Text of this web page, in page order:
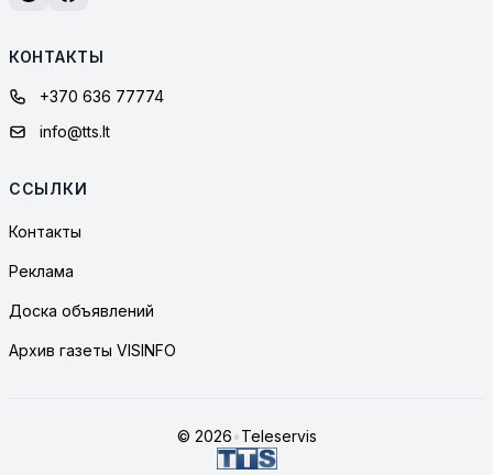
КОНТАКТЫ
+370 636 77774
info@tts.lt
ССЫЛКИ
Контакты
Реклама
Доска объявлений
Архив газеты VISINFO
© 2026•Teleservis